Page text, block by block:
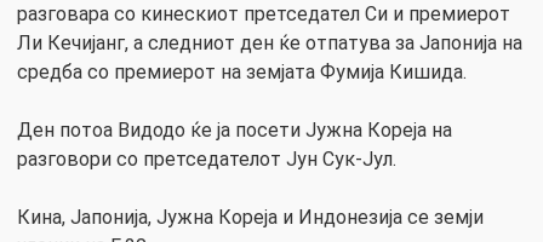
разговара со кинескиот претседател Си и премиерот
Ли Кечијанг, а следниот ден ќе отпатува за Јапонија на
средба со премиерот на земјата Фумија Кишида.
Ден потоа Видодо ќе ја посети Јужна Кореја на
разговори со претседателот Јун Сук-Јул.
Кина, Јапонија, Јужна Кореја и Индонезија се земји